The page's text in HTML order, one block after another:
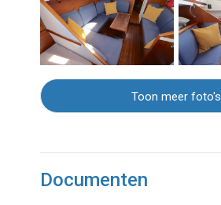
Toon meer foto's
Documenten